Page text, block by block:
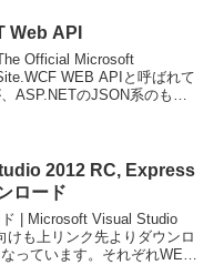
Web API
Official Microsoft
WEB APIと呼ばれて
ASP.NETのJSON系のもの
2012 RC, Express
ロード
| Microsoft Visual Studio
けも上リンク先よりダウンロ
っています。それぞれWEB